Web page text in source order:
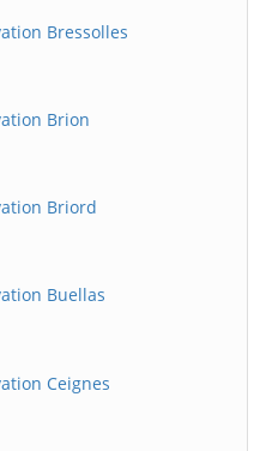
Bressolles
Brion
Briord
Buellas
Ceignes